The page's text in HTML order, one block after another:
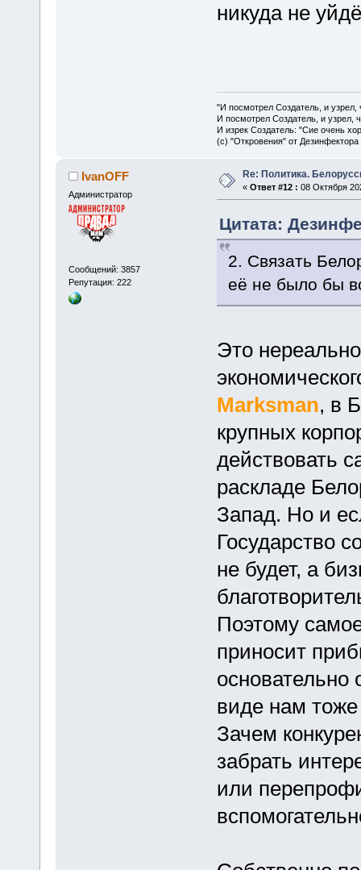
никуда не
"И посмотрел Создатель, и
И посмотрел Создатель, и узрел,
И изрек Создатель: "Сие очень
(с) "Откровения" от Дезинфектора
IvanOFF
Администратор
Сообщений: 3857
Репутация: 222
Re: Политика.
« Ответ #12 : 08 Октября
Цитата:
2. Связать
её не было бы
Это
Marksman, в
крупных
действовать
раскладе
Запад. Но и
Государство
не будет, а
Поэтому
приносит
виде нам
Зачем
забрать
или